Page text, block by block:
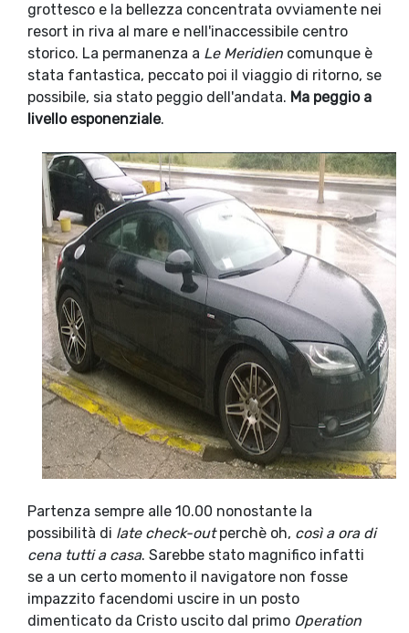
grottesco e la bellezza concentrata ovviamente nei
resort in riva al mare e nell'inaccessibile centro
storico. La permanenza a Le Meridien comunque è
stata fantastica, peccato poi il viaggio di ritorno, se
possibile, sia stato peggio dell'andata. Ma peggio a
livello esponenziale.
Partenza sempre alle 10.00 nonostante la
possibilità di late check-outperchè oh, così a ora di
cena tutti a casa. Sarebbe stato magnifico infatti
se a un certo momento il navigatore non fosse
impazzito facendomi uscire in un posto
dimenticato da Cristo uscito dal primo Operation